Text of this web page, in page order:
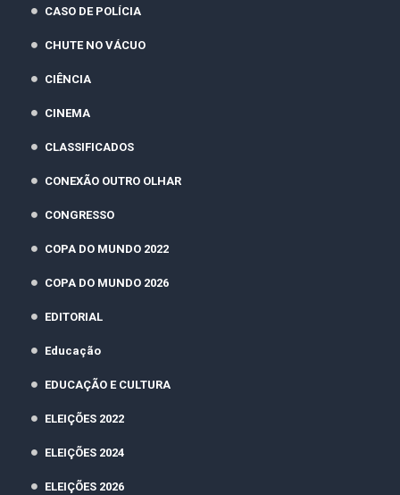
CASO DE POLÍCIA
CHUTE NO VÁCUO
CIÊNCIA
CINEMA
CLASSIFICADOS
CONEXÃO OUTRO OLHAR
CONGRESSO
COPA DO MUNDO 2022
COPA DO MUNDO 2026
EDITORIAL
Educação
EDUCAÇÃO E CULTURA
ELEIÇÕES 2022
ELEIÇÕES 2024
ELEIÇÕES 2026